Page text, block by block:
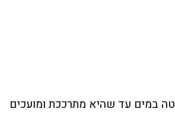
במים עד שהיא מתרככת ומועכים